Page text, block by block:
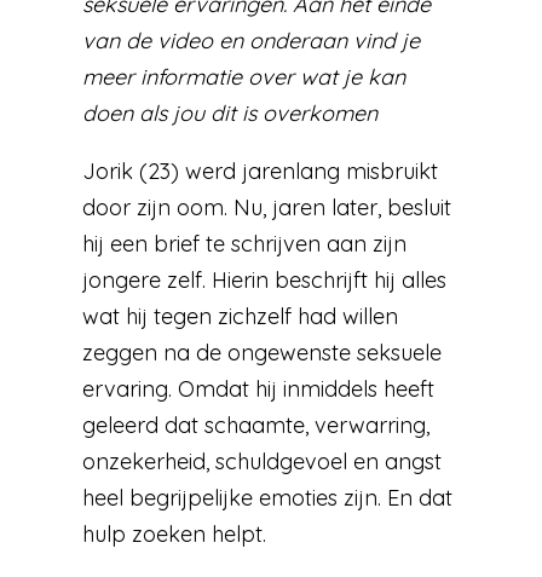
van de video en onderaan vind je
meer informatie over wat je kan
doen als jou dit is overkomen
Jorik (23) werd jarenlang misbruikt
door zijn oom. Nu, jaren later, besluit
hij een brief te schrijven aan zijn
jongere zelf. Hierin beschrijft hij alles
wat hij tegen zichzelf had willen
zeggen na de ongewenste seksuele
ervaring. Omdat hij inmiddels heeft
geleerd dat schaamte, verwarring,
onzekerheid, schuldgevoel en angst
heel begrijpelijke emoties zijn. En dat
hulp zoeken helpt.